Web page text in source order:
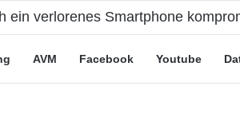
Marketing-Trick oder echte
AVM Facebook Youtube